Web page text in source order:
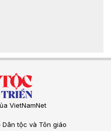
VietNamNet
tộc và Tôn giáo